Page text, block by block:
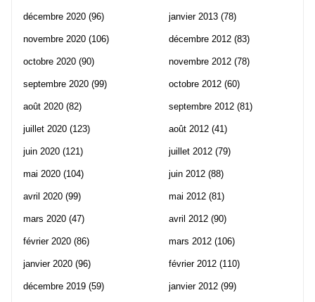
décembre 2020 (96)
novembre 2020 (106)
octobre 2020 (90)
septembre 2020 (99)
août 2020 (82)
juillet 2020 (123)
juin 2020 (121)
mai 2020 (104)
avril 2020 (99)
mars 2020 (47)
février 2020 (86)
janvier 2020 (96)
décembre 2019 (59)
janvier 2013 (78)
décembre 2012 (83)
novembre 2012 (78)
octobre 2012 (60)
septembre 2012 (81)
août 2012 (41)
juillet 2012 (79)
juin 2012 (88)
mai 2012 (81)
avril 2012 (90)
mars 2012 (106)
février 2012 (110)
janvier 2012 (99)